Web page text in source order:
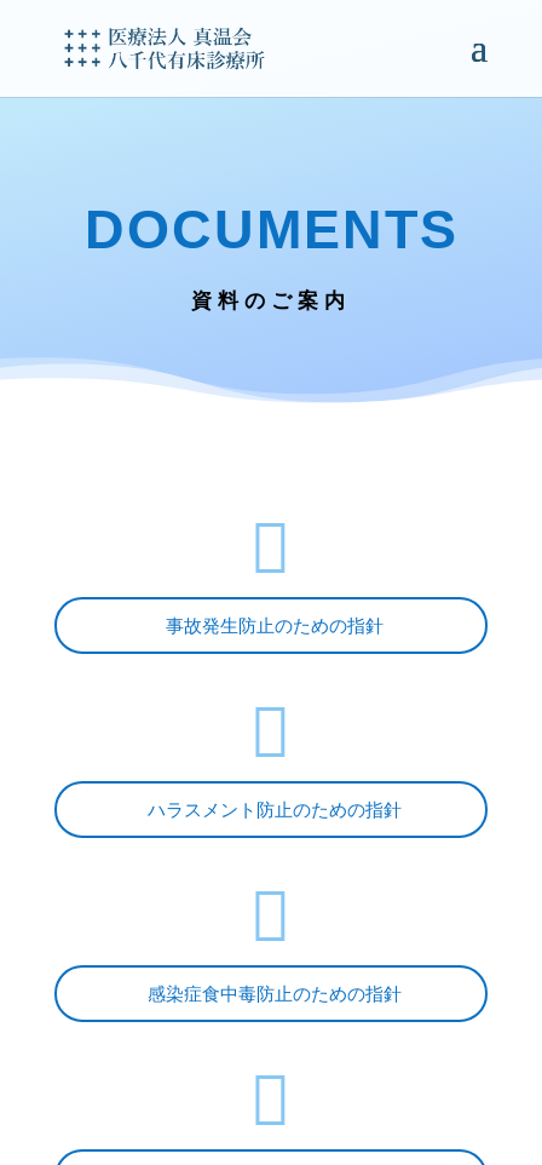
DOCUMENTS
資料のご案内

事故発生防止のための指針

ハラスメント防止のための指針

感染症食中毒防止のための指針
